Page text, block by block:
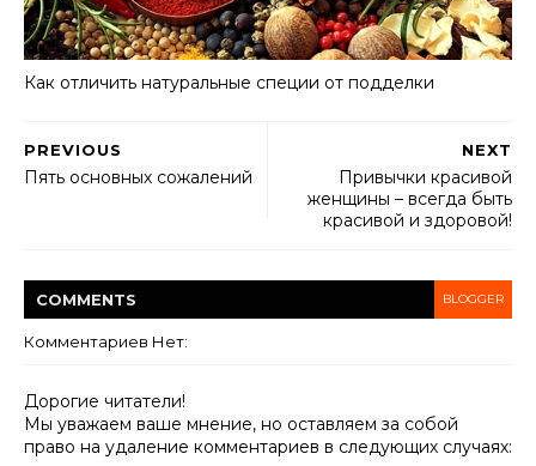
Как отличить натуральные специи от подделки
NEXT
Привычки красивой
женщины – всегда быть
красивой и здоровой!
PREVIOUS
Пять основных сожалений
COMMENTS BLOGGER
Комментариев Нет:
Дорогие читатели!
Мы уважаем ваше мнение, но оставляем за собой
право на удаление комментариев в следующих случаях: